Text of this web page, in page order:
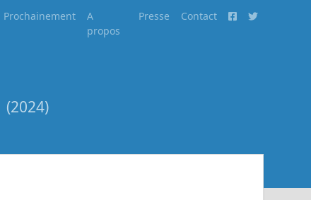
Prochainement
A
propos
Presse Contact
(2024)